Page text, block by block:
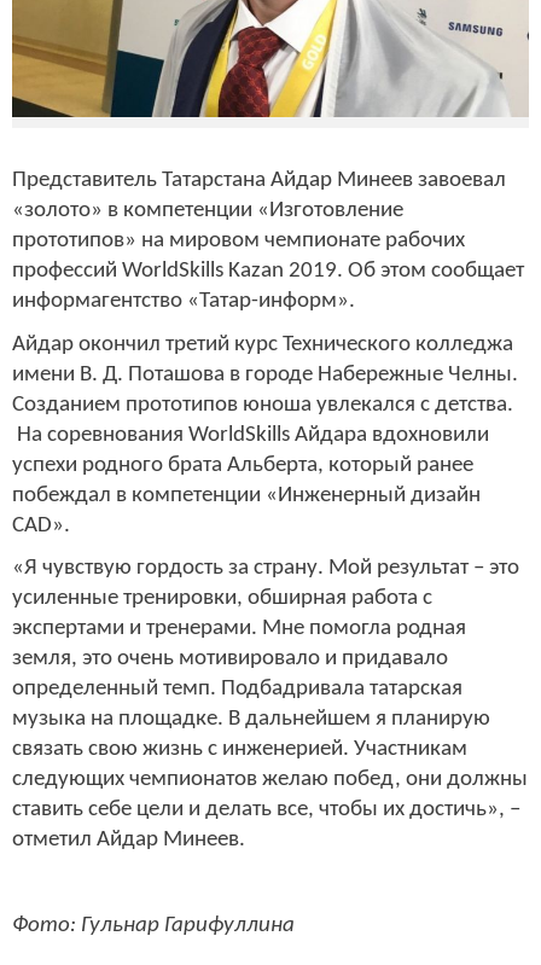
Представитель Татарстана Айдар Минеев завоевал
«золото» в компетенции «Изготовление
прототипов» на мировом чемпионате рабочих
профессий WorldSkills Kazan 2019. Об этом сообщает
информагентство «Татар-информ».
Айдар окончил третий курс Технического колледжа
имени В. Д. Поташова в городе Набережные Челны.
Созданием прототипов юноша увлекался с детства.
На соревнования WorldSkills Айдара вдохновили
успехи родного брата Альберта, который ранее
побеждал в компетенции «Инженерный дизайн
CAD».
«Я чувствую гордость за страну. Мой результат – это
усиленные тренировки, обширная работа с
экспертами и тренерами. Мне помогла родная
земля, это очень мотивировало и придавало
определенный темп. Подбадривала татарская
музыка на площадке. В дальнейшем я планирую
связать свою жизнь с инженерией. Участникам
следующих чемпионатов желаю побед, они должны
ставить себе цели и делать все, чтобы их достичь», –
отметил Айдар Минеев.
Фото: Гульнар Гарифуллина